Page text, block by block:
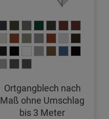
Ortgangblech nach
Maß ohne Umschlag
bis 3 Meter